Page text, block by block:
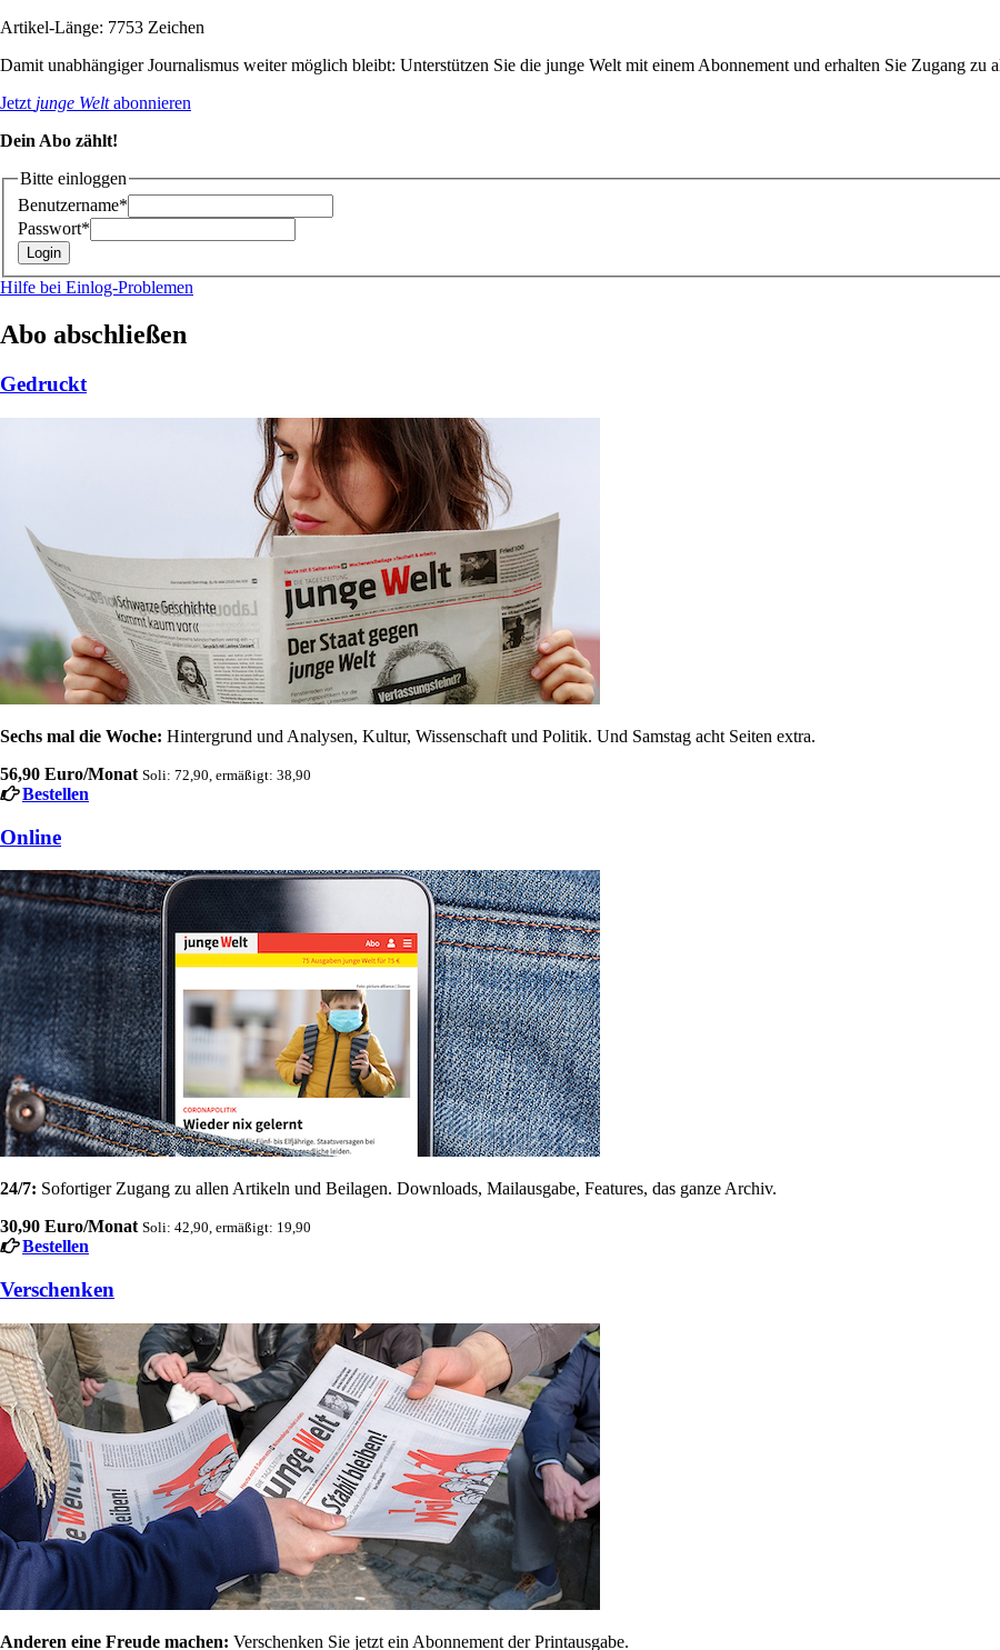
Artikel-Länge: 7753 Zeichen
Damit unabhängiger Journalismus weiter möglich bleibt: Unterstützen Sie die junge Welt mit einem Abonnement und erhalten Sie Zugang zu
Jetzt junge Weltabonnieren
Dein Abo zählt!
Bitte einloggen
Benutzername*
Passwort*
Hilfe bei Einlog-Problemen
Abo abschließen
Gedruckt
Sechs mal die Woche: Hintergrund und Analysen, Kultur, Wissenschaft und Politik. Und Samstag acht Seiten extra.
56,90 Euro/Monat Soli: 72,90, ermäßigt: 38,90
Bestellen
Online
24/7: Sofortiger Zugang zu allen Artikeln und Beilagen. Downloads, Mailausgabe, Features, das ganze Archiv.
30,90 Euro/Monat Soli: 42,90, ermäßigt: 19,90
Bestellen
Verschenken
Anderen eine Freude machen: Verschenken Sie jetzt ein Abonnement der Printausgabe.